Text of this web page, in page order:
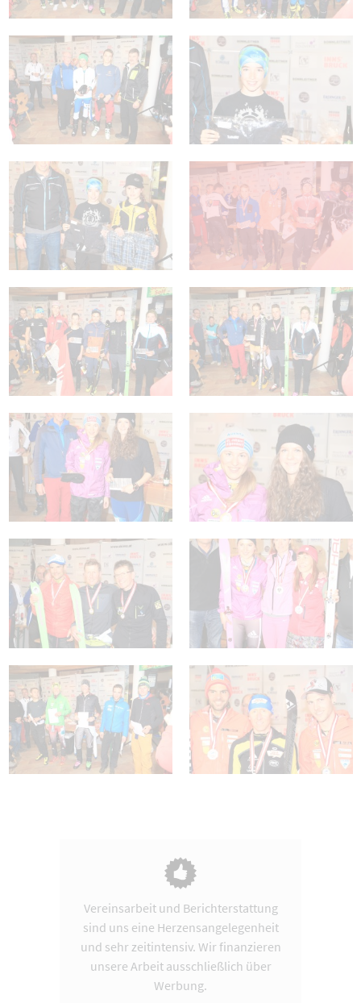
Vereinsarbeit und Berichterstattung
sind uns eine Herzensangelegenheit
und sehr zeitintensiv. Wir finanzieren
unsere Arbeit ausschließlich über
Werbung.